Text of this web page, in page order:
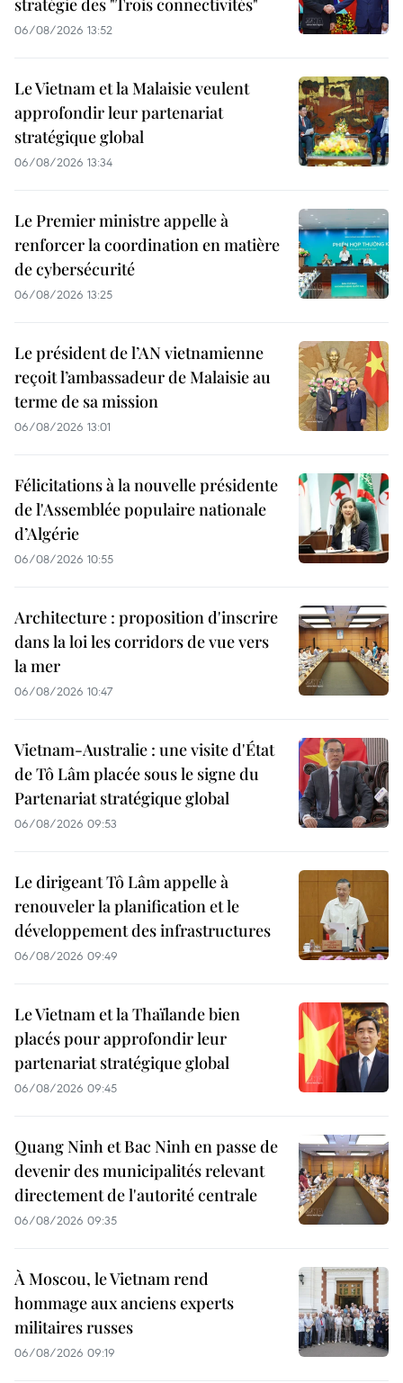
06/08/2026 13:52
Le Vietnam et la Malaisie veulent
approfondir leur partenariat
stratégique global
06/08/2026 13:34
Le Premier ministre appelle à
renforcer la coordination en matière
de cybersécurité
06/08/2026 13:25
Le président de l’AN vietnamienne
reçoit l’ambassadeur de Malaisie au
terme de sa mission
06/08/2026 13:01
Félicitations à la nouvelle présidente
de l'Assemblée populaire nationale
d’Algérie
06/08/2026 10:55
Architecture : proposition d'inscrire
dans la loi les corridors de vue vers
la mer
06/08/2026 10:47
Vietnam-Australie : une visite d'État
de Tô Lâm placée sous le signe du
Partenariat stratégique global
06/08/2026 09:53
Le dirigeant Tô Lâm appelle à
renouveler la planification et le
développement des infrastructures
06/08/2026 09:49
Le Vietnam et la Thaïlande bien
placés pour approfondir leur
partenariat stratégique global
06/08/2026 09:45
Quang Ninh et Bac Ninh en passe de
devenir des municipalités relevant
directement de l'autorité centrale
06/08/2026 09:35
À Moscou, le Vietnam rend
hommage aux anciens experts
militaires russes
06/08/2026 09:19